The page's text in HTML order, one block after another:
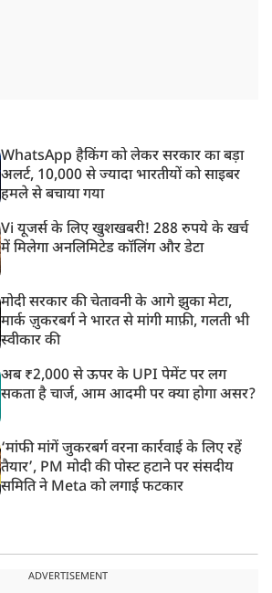
WhatsApp हैकिंग को लेकर सरकार का बड़ा
अलर्ट, 10,000 से ज्यादा भारतीयों को साइबर
हमले से बचाया गया
Vi यूजर्स के लिए खुशखबरी! 288 रुपये के खर्च
में मिलेगा अनलिमिटेड कॉलिंग और डेटा
मोदी सरकार की चेतावनी के आगे झुका मेटा,
मार्क ज़ुकरबर्ग ने भारत से मांगी माफ़ी, गलती भी
स्वीकार की
अब ₹2,000 से ऊपर के UPI पेमेंट पर लग
सकता है चार्ज, आम आदमी पर क्या होगा असर?
‘मांफी मांगें जुकरबर्ग वरना कार्रवाई के लिए रहें
तैयार’, PM मोदी की पोस्ट हटाने पर संसदीय
समिति ने Meta को लगाई फटकार
ADVERTISEMENT